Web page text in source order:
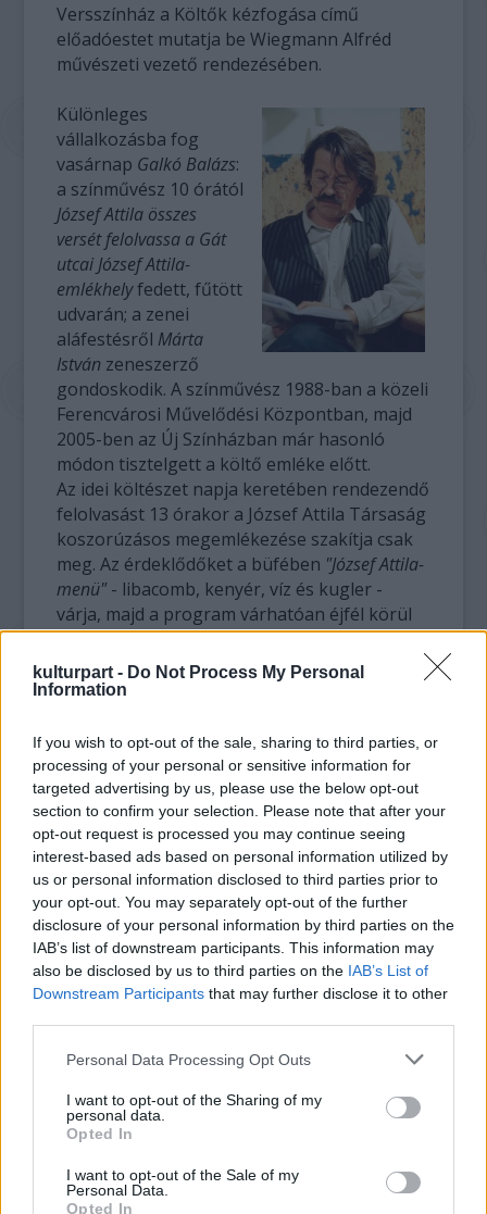
kulturpart - Do Not Process My Personal
Information
If you wish to opt-out of the sale, sharing to third parties, or
processing of your personal or sensitive information for
targeted advertising by us, please use the below opt-out
section to confirm your selection. Please note that after your
opt-out request is processed you may continue seeing
interest-based ads based on personal information utilized by
us or personal information disclosed to third parties prior to
your opt-out. You may separately opt-out of the further
disclosure of your personal information by third parties on the
IAB’s list of downstream participants. This information may
also be disclosed by us to third parties on the IAB’s List of
Downstream Participants that may further disclose it to other
Please note that this website/app uses one or more Google
not limited to your visit or usage behaviour. You may click to
grant or deny consent to Google and its third-party tags to
use your data for below specified purposes in below Google
consent section.
Personal Data Processing Opt Outs
I want to opt-out of the Sharing of my
personal data.
Opted In
I want to opt-out of the Sale of my
Personal Data.
Opted In
Versszínház a Költők kézfogása című
előadóestet mutatja be Wiegmann Alfréd
művészeti vezető rendezésében.
Különleges
vállalkozásba fog
vasárnap Galkó Balázs:
a színművész 10 órától
József Attila összes
versét felolvassa a Gát
utcai József Attila-
emlékhelyfedett, fűtött
udvarán; a zenei
aláfestésről Márta
István zeneszerző
gondoskodik. A színművész 1988-ban a közeli
Ferencvárosi Művelődési Központban, majd
2005-ben az Új Színházban már hasonló
módon tisztelgett a költő emléke előtt.
Az idei költészet napja keretében rendezendő
felolvasást 13 órakor a József Attila Társaság
koszorúzásos megemlékezése szakítja csak
meg. Az érdeklődőket a büfében "József Attila-
menü" - libacomb, kenyér, víz és kugler -
várja, majd a program várhatóan éjfél körül
ér véget.
AVígszínház
társulata "játékos, gyermekien
órától. A teátrum művészei többek között
Petőfi Sándor, Petri György, Babits Mihály,
Pilinszky János, Kosztolányi Dezső, Varró
Dániel, Szabó Lőrinc, Nagy László, Radnóti
Miklós, Nemes Nagy Ágnes, Tóth Árpád,
Tóth Krisztina, Szép Ernő, Kiss Judit Ágnes,
Áprily Lajos, Szabó T. Anna és József Attila
költeményeit mondják és éneklik el.
Varjú
Olga
színművész ésBalog Zsoltzongoraművész